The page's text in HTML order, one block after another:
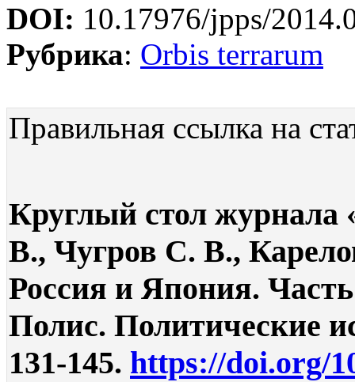
DOI: 10.17976/jpps/
Рубрика: Orbis terrarum
Правильная ссылка на
Круглый стол
В., Чугров С. В.,
Россия и Япония.
Полис. Политические
131-145. https://doi.org/